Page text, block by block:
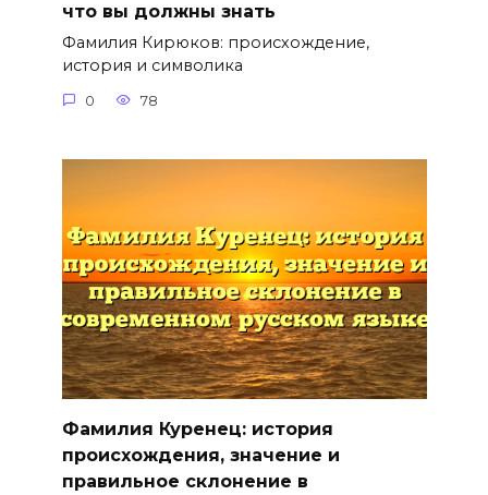
что вы должны знать
Фамилия Кирюков: происхождение,
история и символика
0 78
Фамилия Куренец: история
происхождения, значение и
правильное склонение в